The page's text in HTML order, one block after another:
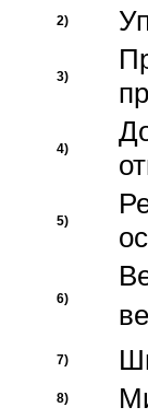
2)
3)
4)
5)
6)
7)
8)